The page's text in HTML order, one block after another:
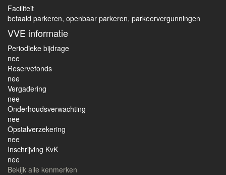
Faciliteit
betaald parkeren, openbaar parkeren, parkeervergunningen
VVE informatie
Periodieke bijdrage
nee
Reservefonds
nee
Vergadering
nee
Onderhoudsverwachting
nee
Opstalverzekering
nee
Inschrijving KvK
nee
Bekijk alle kenmerken